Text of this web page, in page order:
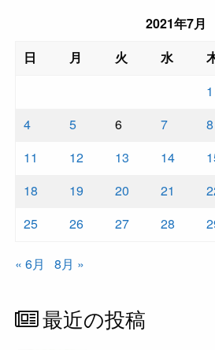
2021年7月
日
月 火 水
1
4
5 6 7 8
11
12 13 14
18
19 20 21
25
26 27 28
« 6月 8月 »
最近の投稿